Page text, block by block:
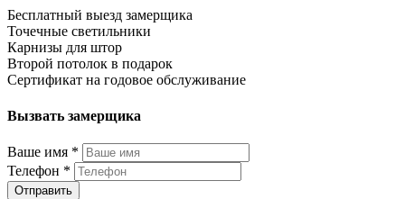
Бесплатный выезд замерщика
Точечные светильники
Карнизы для штор
Второй потолок в подарок
Сертификат на годовое обслуживание
Вызвать замерщика
Ваше имя *
Телефон *